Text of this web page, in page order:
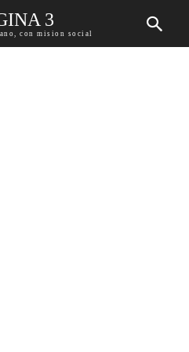
3
con mision social